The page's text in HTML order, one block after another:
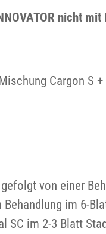
nicht mit
Cargon S
von einer
im 6-
SC im 2-3 Blatt